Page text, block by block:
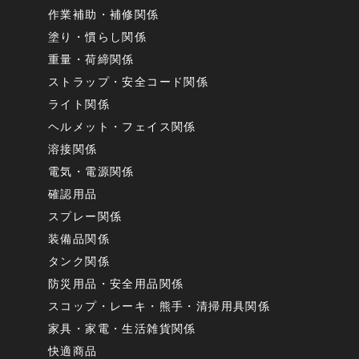
作業補助・補修関係
塗り・慣らし関係
重量・荷締関係
ストラップ・安全コード関係
ライト関係
ヘルメット・フェイス関係
溶接関係
電気・電源関係
確認用品
スプレー関係
装備品関係
タンク関係
防災用品・安全用品関係
スコップ・レーキ・熊手・清掃用具関係
家具・家電・生活雑貨関係
快適商品